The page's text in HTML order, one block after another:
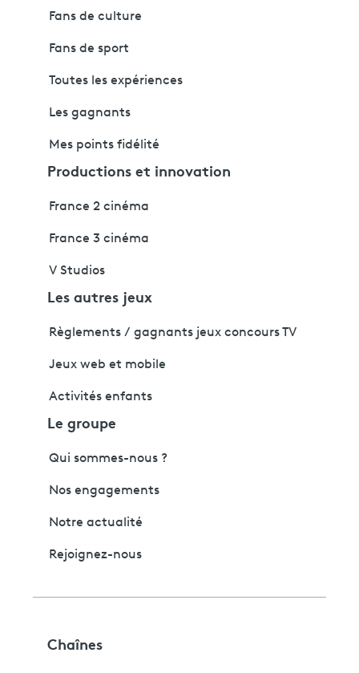
Fans de culture
Fans de sport
Toutes les expériences
Les gagnants
Mes points fidélité
Productions et innovation
France 2 cinéma
France 3 cinéma
V Studios
Les autres jeux
Règlements / gagnants jeux concours TV
Jeux web et mobile
Activités enfants
Le groupe
Qui sommes-nous ?
Nos engagements
Notre actualité
Rejoignez-nous
Chaînes